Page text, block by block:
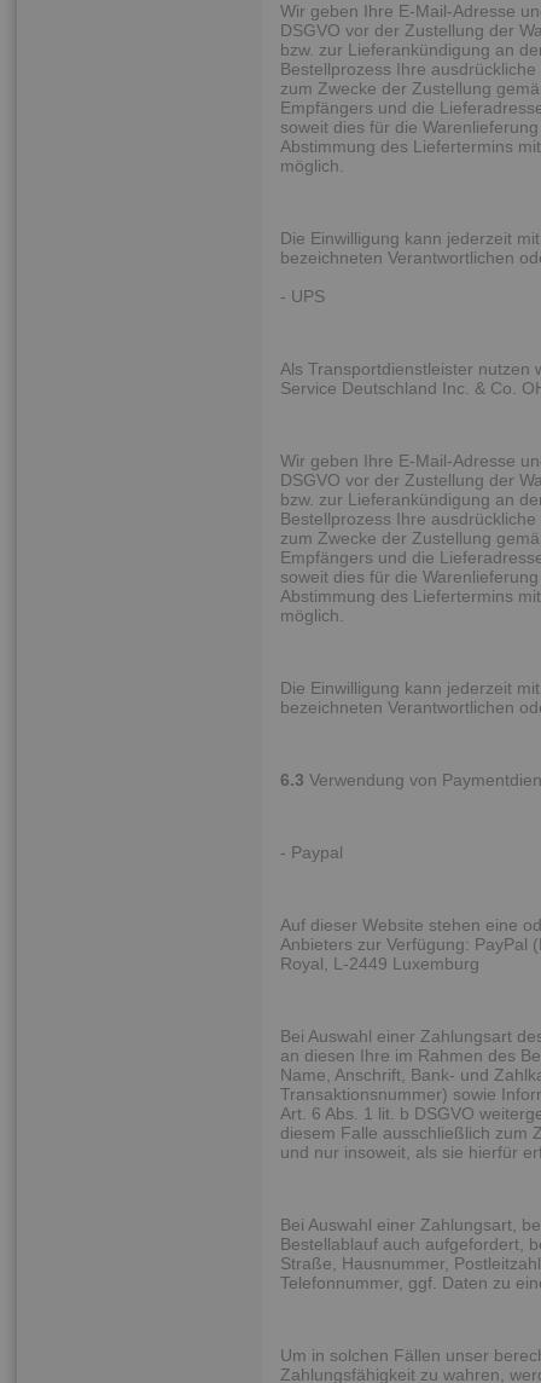
Wir geben Ihre E-Mail-Adresse
DSGVO vor der Zustellung der
bzw. zur Lieferankündigung an
Bestellprozess Ihre
zum Zwecke der Zustellung
Empfängers und die
soweit dies für die
Abstimmung des Liefertermins
möglich.
Die Einwilligung kann jederzeit
bezeichneten Verantwortlichen
- UPS
Als Transportdienstleister nutzen
Service Deutschland Inc. & Co.
Wir geben Ihre E-Mail-Adresse
DSGVO vor der Zustellung der
bzw. zur Lieferankündigung an
Bestellprozess Ihre
zum Zwecke der Zustellung
Empfängers und die
soweit dies für die
Abstimmung des Liefertermins
möglich.
Die Einwilligung kann jederzeit
bezeichneten Verantwortlichen
6.3 Verwendung von
- Paypal
Auf dieser Website stehen eine
Anbieters zur Verfügung: PayPal
Royal, L-2449 Luxemburg
Bei Auswahl einer Zahlungsart
an diesen Ihre im Rahmen des
Name, Anschrift, Bank- und
Transaktionsnummer) sowie
Art. 6 Abs. 1 lit. b DSGVO
diesem Falle ausschließlich zum
und nur insoweit, als sie hierfür
Bei Auswahl einer Zahlungsart,
Bestellablauf auch aufgefordert,
Straße, Hausnummer,
Telefonnummer, ggf. Daten zu
Um in solchen Fällen unser
Zahlungsfähigkeit zu wahren,